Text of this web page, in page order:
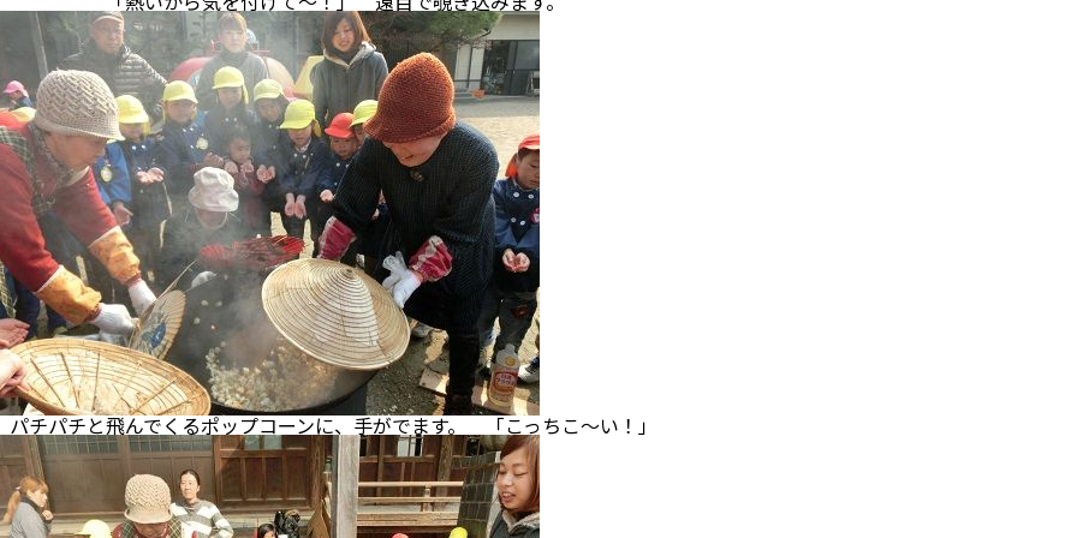
くるポップコーンに、手がでます。 「こっちこ～い！」